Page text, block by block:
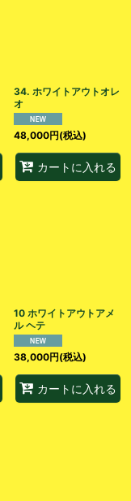
34. ホワイトアウトオレ
オ
48,000円(税込)
カートに入れる
10 ホワイトアウトアメ
ル ヘテ
38,000円(税込)
カートに入れる